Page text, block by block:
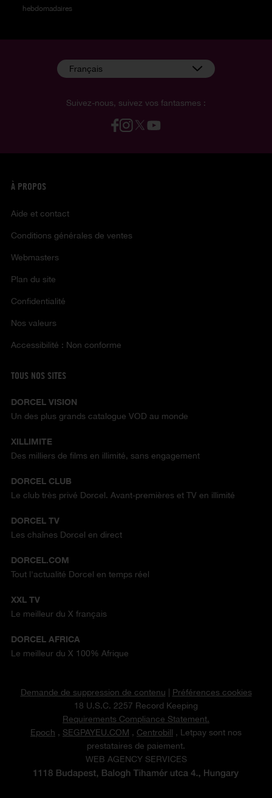
hebdomadaires
Suivez-nous, suivez vos fantasmes :
Français
À PROPOS
Aide et contact
Conditions générales de ventes
Webmasters
Plan du site
Confidentialité
Nos valeurs
Accessibilité : Non conforme
TOUS NOS SITES
DORCEL VISION
Un des plus grands catalogue VOD au monde
XILLIMITE
Des milliers de films en illimité, sans engagement
DORCEL CLUB
Le club très privé Dorcel. Avant-premières et TV en illimité
DORCEL TV
Les chaînes Dorcel en direct
DORCEL.COM
Tout l'actualité Dorcel en temps réel
XXL TV
Le meilleur du X français
DORCEL AFRICA
Le meilleur du X 100% Afrique
Demande de suppression de contenu | Préférences cookies
18 U.S.C. 2257 Record Keeping
Requirements Compliance Statement.
Epoch , SEGPAYEU.COM , Centrobill , Letpay sont nos
prestataires de paiement.
WEB AGENCY SERVICES